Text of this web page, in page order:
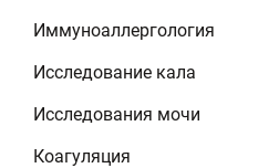
Иммуноаллергология
Исследование кала
Исследования мочи
Коагуляция